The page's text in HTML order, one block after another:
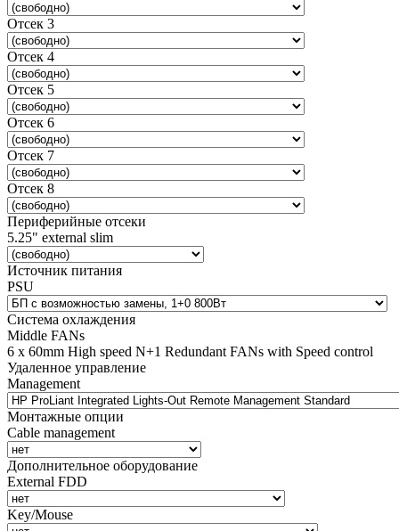
Отсек 3
Отсек 4
Отсек 5
Отсек 6
Отсек 7
Отсек 8
Периферийные отсеки
5.25" external slim
Источник питания
PSU
Система охлаждения
Middle FANs
6 x 60mm High speed N+1 Redundant FANs with Speed control
Удаленное управление
Management
Монтажные опции
Cable management
Дополнительное оборудование
External FDD
Key/Mouse